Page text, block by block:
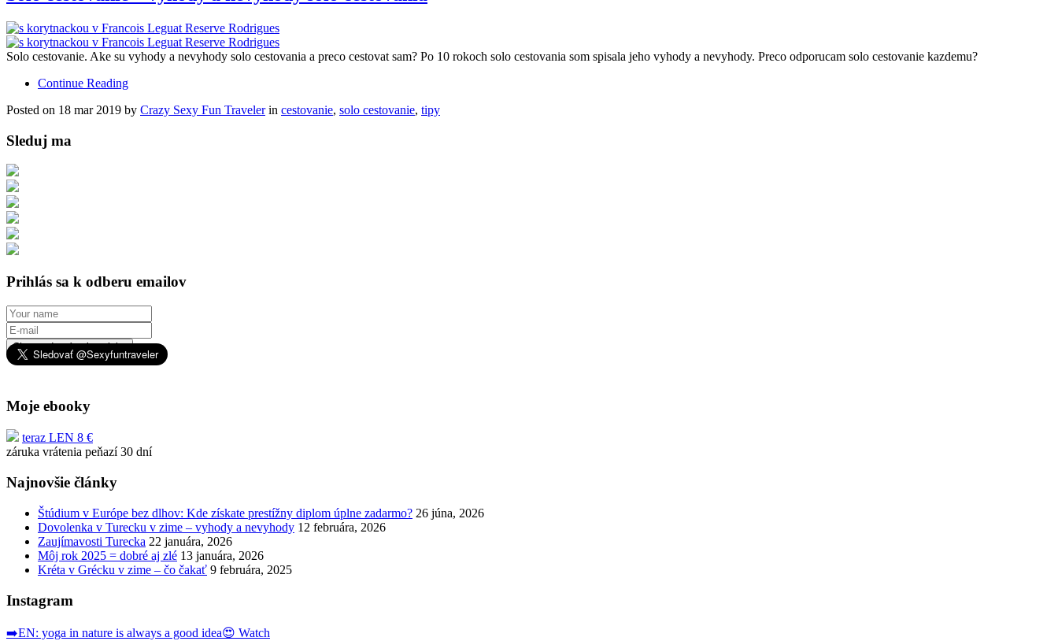
Solo cestovanie. Ake su vyhody a nevyhody solo cestovania a preco cestovat sam? Po 10 rokoch solo cestovania som spisala jeho vyhody a nevyhody. Preco odporucam solo cestovanie kazdemu?
Continue Reading
Posted on 18 mar 2019 by Crazy Sexy Fun Travelerin cestovanie, solo cestovanie, tipy
Sleduj ma
Prihlás sa k odberu emailov
Chcem dostávať novinky
Moje ebooky
teraz LEN 8 €
záruka vrátenia peňazí 30 dní
Najnovšie články
Štúdium v Európe bez dlhov: Kde získate prestížny diplom úplne zadarmo? 26 júna, 2026
Dovolenka v Turecku v zime – vyhody a nevyhody 12 februára, 2026
Zaujímavosti Turecka 22 januára, 2026
Môj rok 2025 = dobré aj zlé 13 januára, 2026
Kréta v Grécku v zime – čo čakať 9 februára, 2025
Instagram
➡️EN: yoga in nature is always a good idea😍 Watch